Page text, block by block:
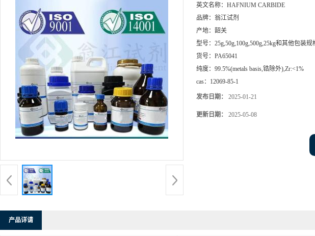
英文名称： HAFNIUM CARBIDE
品牌： 翁江试剂
产地： 韶关
型号： 25g,50g,100g,500g,25kg和其他包装规
货号： PA65041
纯度： 99.5%(metals basis,锆除外),Zr:<1%
cas： 12069-85-1
发布日期： 2025-01-21
更新日期： 2025-05-08
产品详请